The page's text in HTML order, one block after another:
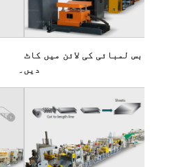
بس لمبائی کی لائن میں کاٹ
دیں۔